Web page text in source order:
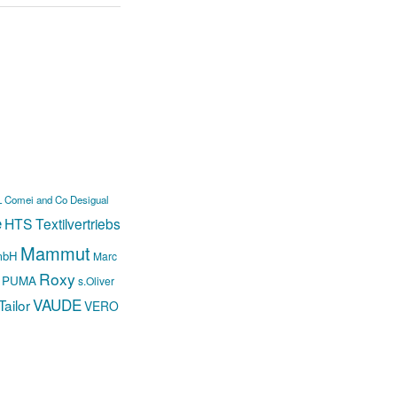
Comei and Co Desigual
HTS Textilvertriebs
Mammut Marc
PUMA Roxy s.Oliver
VAUDEVERO